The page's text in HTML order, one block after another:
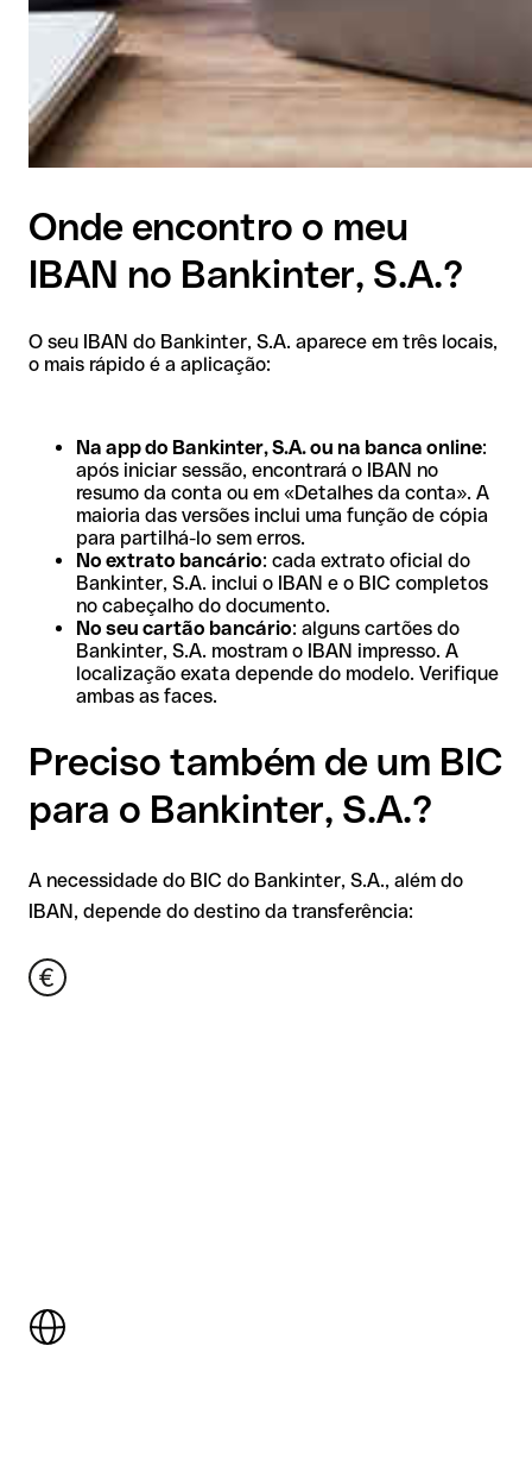
Onde encontro o meu
IBAN no Bankinter, S.A.?
O seu IBAN do Bankinter, S.A. aparece em três locais,
o mais rápido é a aplicação:
Na app do Bankinter, S.A. ou na banca online:
após iniciar sessão, encontrará o IBAN no
resumo da conta ou em «Detalhes da conta». A
maioria das versões inclui uma função de cópia
para partilhá-lo sem erros.
No extrato bancário: cada extrato oficial do
Bankinter, S.A. inclui o IBAN e o BIC completos
no cabeçalho do documento.
No seu cartão bancário: alguns cartões do
Bankinter, S.A. mostram o IBAN impresso. A
localização exata depende do modelo. Verifique
ambas as faces.
Preciso também de um BIC
para o Bankinter, S.A.?
A necessidade do BIC do Bankinter, S.A., além do
IBAN, depende do destino da transferência: